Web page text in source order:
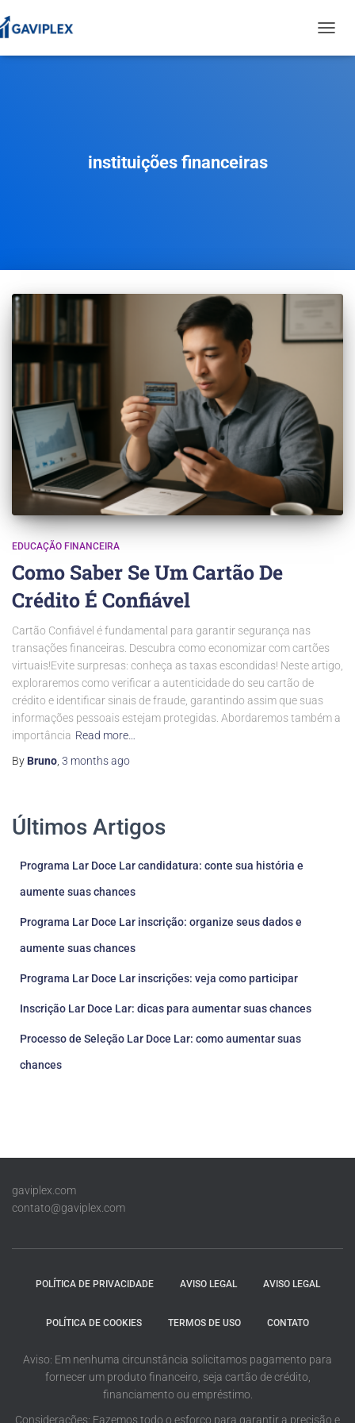
instituições financeiras
EDUCAÇÃO FINANCEIRA
Como Saber Se Um Cartão De
Crédito É Confiável
Cartão Confiável é fundamental para garantir segurança nas
transações financeiras. Descubra como economizar com cartões
virtuais!Evite surpresas: conheça as taxas escondidas! Neste artigo,
exploraremos como verificar a autenticidade do seu cartão de
crédito e identificar sinais de fraude, garantindo assim que suas
informações pessoais estejam protegidas. Abordaremos também a
importância Read more…
By Bruno 3 monthsago
Últimos Artigos
Programa Lar Doce Lar candidatura: conte sua história e
aumente suas chances
Programa Lar Doce Lar inscrição: organize seus dados e
aumente suas chances
Programa Lar Doce Lar inscrições: veja como participar
Inscrição Lar Doce Lar: dicas para aumentar suas chances
Processo de Seleção Lar Doce Lar: como aumentar suas
chances
gaviplex.com
contato@gaviplex.com
POLÍTICA DE PRIVACIDADE AVISO LEGAL AVISO LEGAL
POLÍTICA DE COOKIES TERMOS DE USO CONTATO
Aviso: Em nenhuma circunstância solicitamos pagamento para
fornecer um produto financeiro, seja cartão de crédito,
financiamento ou empréstimo.
Considerações: Fazemos todo o esforço para garantir a precisão e